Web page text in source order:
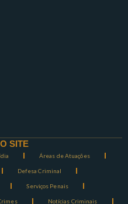
SITE
Áreas de Atuações
Defesa Criminal
Serviços Penais
Notícias Criminais